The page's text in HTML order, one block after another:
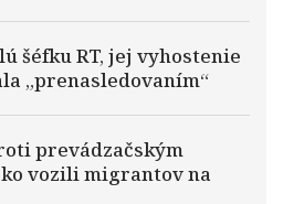
šéfku RT, jej vyhostenie
„prenasledovaním“
prevádzačským
vozili migrantov na